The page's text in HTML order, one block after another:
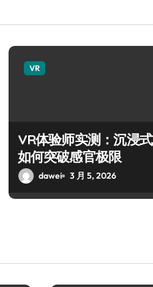
VR
VR体验师实测：沉浸式
如何突破感官极限
dawei 3 月 5, 2026